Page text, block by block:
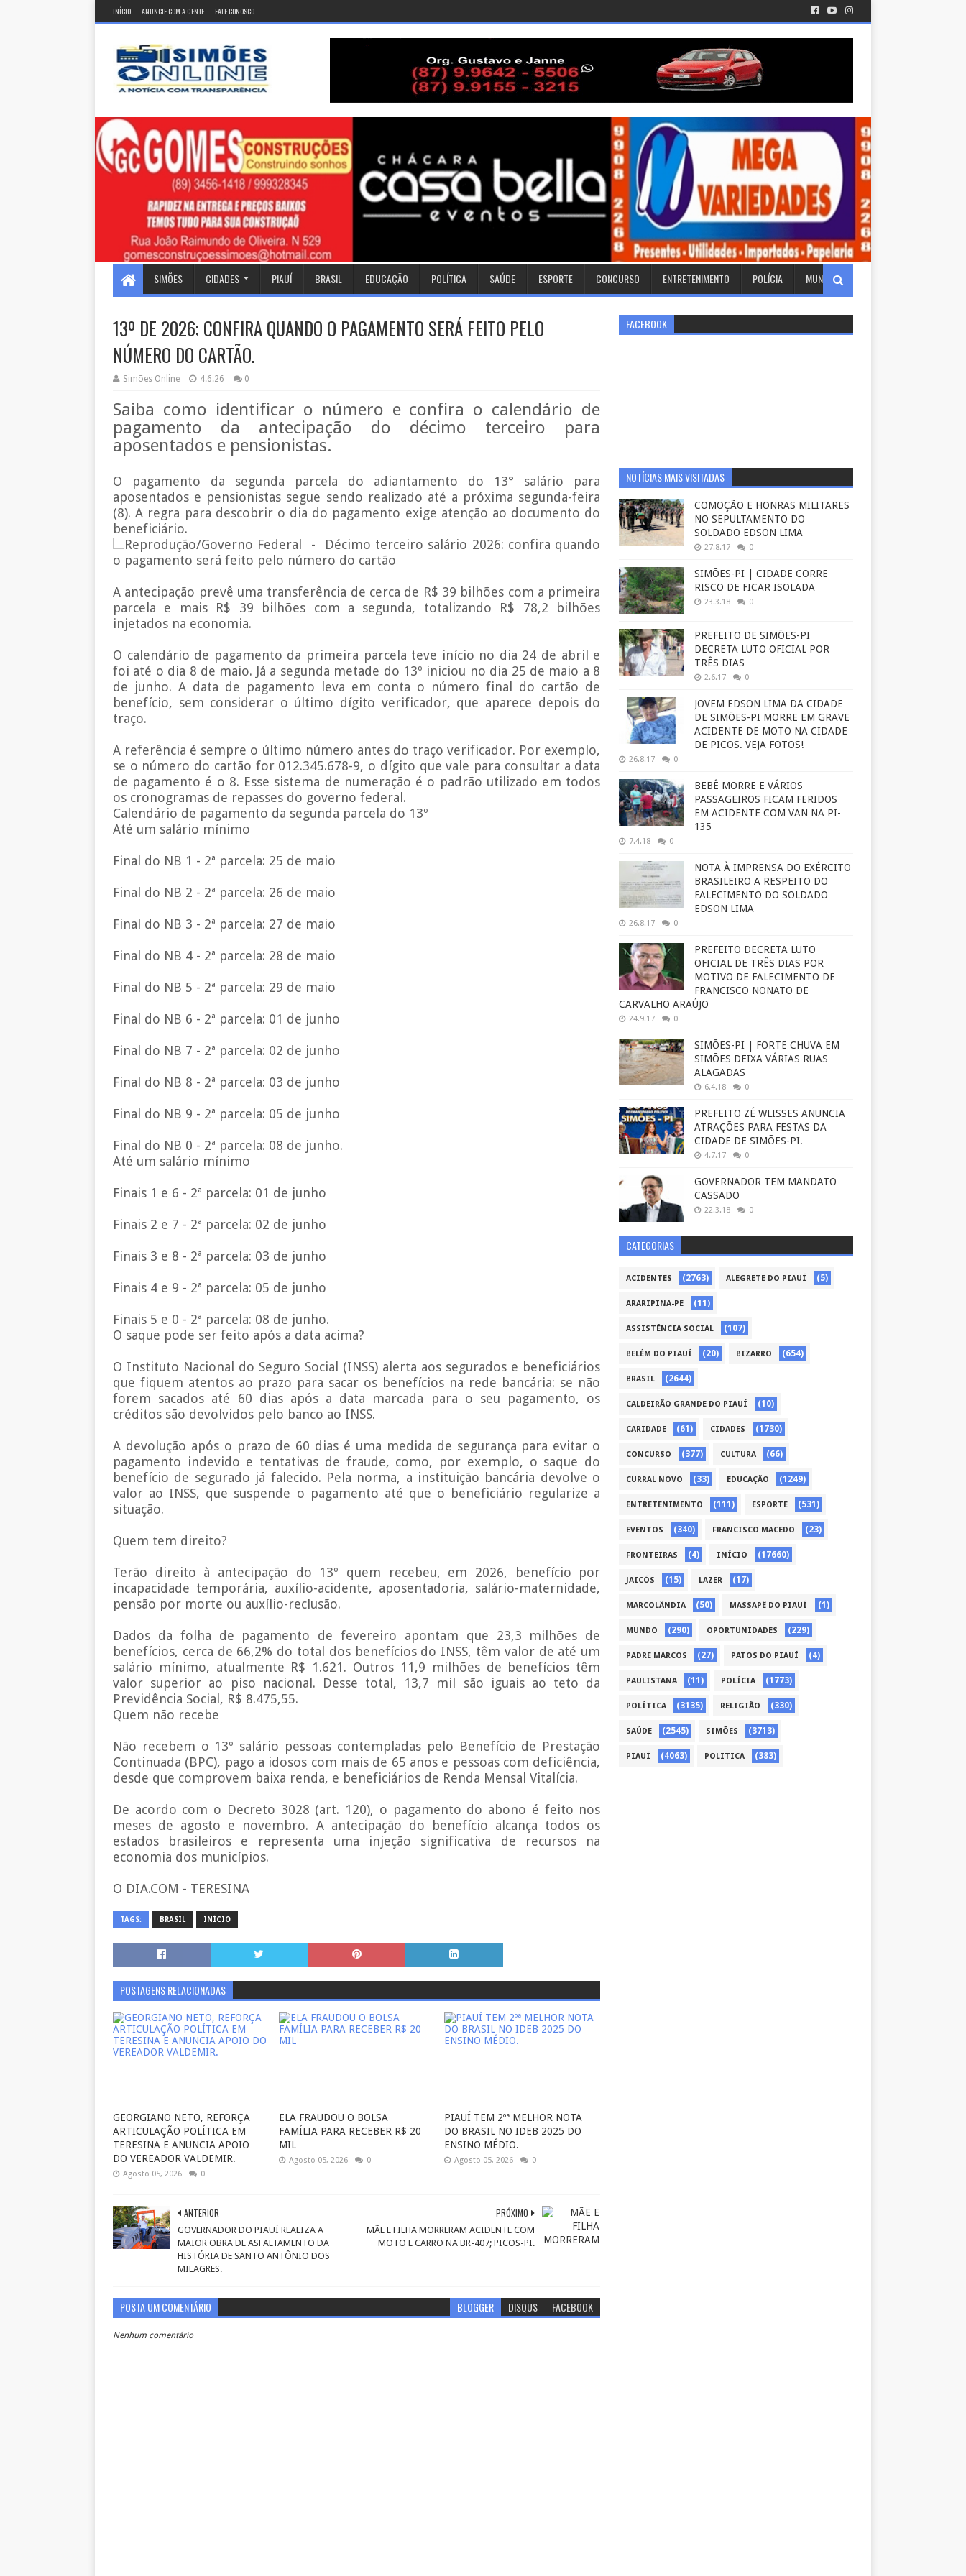
INÍCIO ANUNCIE COM A GENTE FALE CONOSCO
SIMÕES CIDADES PIAUÍ BRASIL EDUCAÇÃO POLÍTICA SAÚDE ESPORTE CONCURSO ENTRETENIMENTO POLÍCIA MUNDO
13º DE 2026; CONFIRA QUANDO O PAGAMENTO SERÁ FEITO PELO
NÚMERO DO CARTÃO.
Simões Online 4.6.26 0
Saiba como identificar o número e confira o calendário de
pagamento da antecipação do décimo terceiro para
aposentados e pensionistas.
O pagamento da segunda parcela do adiantamento do 13° salário para
aposentados e pensionistas segue sendo realizado até a próxima segunda-feira
(8). A regra para descobrir o dia do pagamento exige atenção ao documento do
beneficiário.
Reprodução/Governo Federal - Décimo terceiro salário 2026: confira quando
o pagamento será feito pelo número do cartão
A antecipação prevê uma transferência de cerca de R$ 39 bilhões com a primeira
parcela e mais R$ 39 bilhões com a segunda, totalizando R$ 78,2 bilhões
injetados na economia.
O calendário de pagamento da primeira parcela teve início no dia 24 de abril e
foi até o dia 8 de maio. Já a segunda metade do 13º iniciou no dia 25 de maio a 8
de junho. A data de pagamento leva em conta o número final do cartão de
benefício, sem considerar o último dígito verificador, que aparece depois do
traço.
A referência é sempre o último número antes do traço verificador. Por exemplo,
se o número do cartão for 012.345.678-9, o dígito que vale para consultar a data
de pagamento é o 8. Esse sistema de numeração é o padrão utilizado em todos
os cronogramas de repasses do governo federal.
Calendário de pagamento da segunda parcela do 13º
Até um salário mínimo
Final do NB 1 - 2ª parcela: 25 de maio
Final do NB 2 - 2ª parcela: 26 de maio
Final do NB 3 - 2ª parcela: 27 de maio
Final do NB 4 - 2ª parcela: 28 de maio
Final do NB 5 - 2ª parcela: 29 de maio
Final do NB 6 - 2ª parcela: 01 de junho
Final do NB 7 - 2ª parcela: 02 de junho
Final do NB 8 - 2ª parcela: 03 de junho
Final do NB 9 - 2ª parcela: 05 de junho
Final do NB 0 - 2ª parcela: 08 de junho.
Até um salário mínimo
Finais 1 e 6 - 2ª parcela: 01 de junho
Finais 2 e 7 - 2ª parcela: 02 de junho
Finais 3 e 8 - 2ª parcela: 03 de junho
Finais 4 e 9 - 2ª parcela: 05 de junho
Finais 5 e 0 - 2ª parcela: 08 de junho.
O saque pode ser feito após a data acima?
O Instituto Nacional do Seguro Social (INSS) alerta aos segurados e beneficiários
que fiquem atentos ao prazo para sacar os benefícios na rede bancária: se não
forem sacados até 60 dias após a data marcada para o seu pagamento, os
créditos são devolvidos pelo banco ao INSS.
A devolução após o prazo de 60 dias é uma medida de segurança para evitar o
pagamento indevido e tentativas de fraude, como, por exemplo, o saque do
benefício de segurado já falecido. Pela norma, a instituição bancária devolve o
valor ao INSS, que suspende o pagamento até que o beneficiário regularize a
situação.
Quem tem direito?
Terão direito à antecipação do 13º quem recebeu, em 2026, benefício por
incapacidade temporária, auxílio-acidente, aposentadoria, salário-maternidade,
pensão por morte ou auxílio-reclusão.
Dados da folha de pagamento de fevereiro apontam que 23,3 milhões de
benefícios, cerca de 66,2% do total dos benefícios do INSS, têm valor de até um
salário mínimo, atualmente R$ 1.621. Outros 11,9 milhões de benefícios têm
valor superior ao piso nacional. Desse total, 13,7 mil são iguais ao teto da
Previdência Social, R$ 8.475,55.
Quem não recebe
Não recebem o 13º salário pessoas contempladas pelo Benefício de Prestação
Continuada (BPC), pago a idosos com mais de 65 anos e pessoas com deficiência,
desde que comprovem baixa renda, e beneficiários de Renda Mensal Vitalícia.
De acordo com o Decreto 3028 (art. 120), o pagamento do abono é feito nos
meses de agosto e novembro. A antecipação do benefício alcança todos os
estados brasileiros e representa uma injeção significativa de recursos na
economia dos municípios.
O DIA.COM - TERESINA
TAGS: BRASIL INÍCIO
POSTAGENS RELACIONADAS
GEORGIANO NETO, REFORÇA
ARTICULAÇÃO POLÍTICA EM
TERESINA E ANUNCIA APOIO
DO VEREADOR VALDEMIR.
Agosto 05, 2026 0
ELA FRAUDOU O BOLSA
FAMÍLIA PARA RECEBER R$ 20
MIL
Agosto 05, 2026 0
PIAUÍ TEM 2ºª MELHOR NOTA
DO BRASIL NO IDEB 2025 DO
ENSINO MÉDIO.
Agosto 05, 2026 0
PRÓXIMO
MÃE E FILHA MORRERAM ACIDENTE COM
MOTO E CARRO NA BR-407; PICOS-PI.
ANTERIOR
GOVERNADOR DO PIAUÍ REALIZA A
MAIOR OBRA DE ASFALTAMENTO DA
HISTÓRIA DE SANTO ANTÔNIO DOS
MILAGRES.
POSTA UM COMENTÁRIO BLOGGER DISQUS FACEBOOK
Nenhum comentário
FACEBOOK
NOTÍCIAS MAIS VISITADAS
COMOÇÃO E HONRAS MILITARES
NO SEPULTAMENTO DO
SOLDADO EDSON LIMA
27.8.17 0
SIMÕES-PI | CIDADE CORRE
RISCO DE FICAR ISOLADA
23.3.18 0
PREFEITO DE SIMÕES-PI
DECRETA LUTO OFICIAL POR
TRÊS DIAS
2.6.17 0
JOVEM EDSON LIMA DA CIDADE
DE SIMÕES-PI MORRE EM GRAVE
ACIDENTE DE MOTO NA CIDADE
DE PICOS. VEJA FOTOS!
26.8.17 0
BEBÊ MORRE E VÁRIOS
PASSAGEIROS FICAM FERIDOS
EM ACIDENTE COM VAN NA PI-
135
7.4.18 0
NOTA À IMPRENSA DO EXÉRCITO
BRASILEIRO A RESPEITO DO
FALECIMENTO DO SOLDADO
EDSON LIMA
26.8.17 0
PREFEITO DECRETA LUTO
OFICIAL DE TRÊS DIAS POR
MOTIVO DE FALECIMENTO DE
FRANCISCO NONATO DE
CARVALHO ARAÚJO
24.9.17 0
SIMÕES-PI | FORTE CHUVA EM
SIMÕES DEIXA VÁRIAS RUAS
ALAGADAS
6.4.18 0
PREFEITO ZÉ WLISSES ANUNCIA
ATRAÇÕES PARA FESTAS DA
CIDADE DE SIMÕES-PI.
4.7.17 0
GOVERNADOR TEM MANDATO
CASSADO
22.3.18 0
CATEGORIAS
ACIDENTES (2763) ALEGRETE DO PIAUÍ (5)
ARARIPINA-PE (11)
ASSISTÊNCIA SOCIAL (107)
BELÉM DO PIAUÍ (20) BIZARRO (654)
BRASIL (2644)
CALDEIRÃO GRANDE DO PIAUÍ (10)
CARIDADE (61) CIDADES (1730)
CONCURSO (377) CULTURA (66)
CURRAL NOVO (33) EDUCAÇÃO (1249)
ENTRETENIMENTO (111) ESPORTE (531)
EVENTOS (340) FRANCISCO MACEDO (23)
FRONTEIRAS (4) INÍCIO (17660)
JAICÓS (15) LAZER (17)
MARCOLÂNDIA (50) MASSAPÊ DO PIAUÍ (1)
MUNDO (290) OPORTUNIDADES (229)
PADRE MARCOS (27) PATOS DO PIAUÍ (4)
PAULISTANA (11) POLÍCIA (1773)
POLÍTICA (3135) RELIGIÃO (330)
SAÚDE (2545) SIMÕES (3713)
PIAUÍ (4063) POLITICA (383)